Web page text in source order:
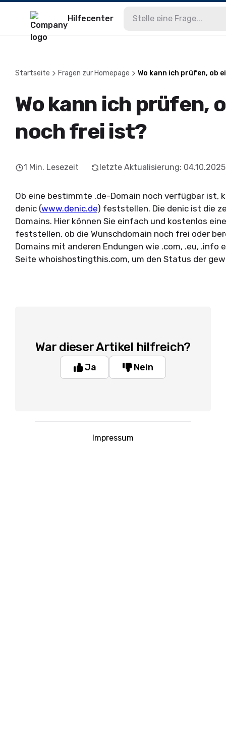
Hilfecenter
Startseite Fragen zur Homepage Wo kann ich prüfen, ob
Wo kann ich prüfen,
noch frei ist?
1 Min. Lesezeit letzte Aktualisierung: 04.10.2025
Ob eine bestimmte .de-Domain noch verfügbar ist,
denic (www.denic.de) feststellen. Die denic ist die
Domains. Hier können Sie einfach und kostenlos
feststellen, ob die Wunschdomain noch frei oder
Domains mit anderen Endungen wie .com, .eu, .info
Seite whoishostingthis.com, um den Status der
War dieser Artikel hilfreich?
Ja Nein
Impressum